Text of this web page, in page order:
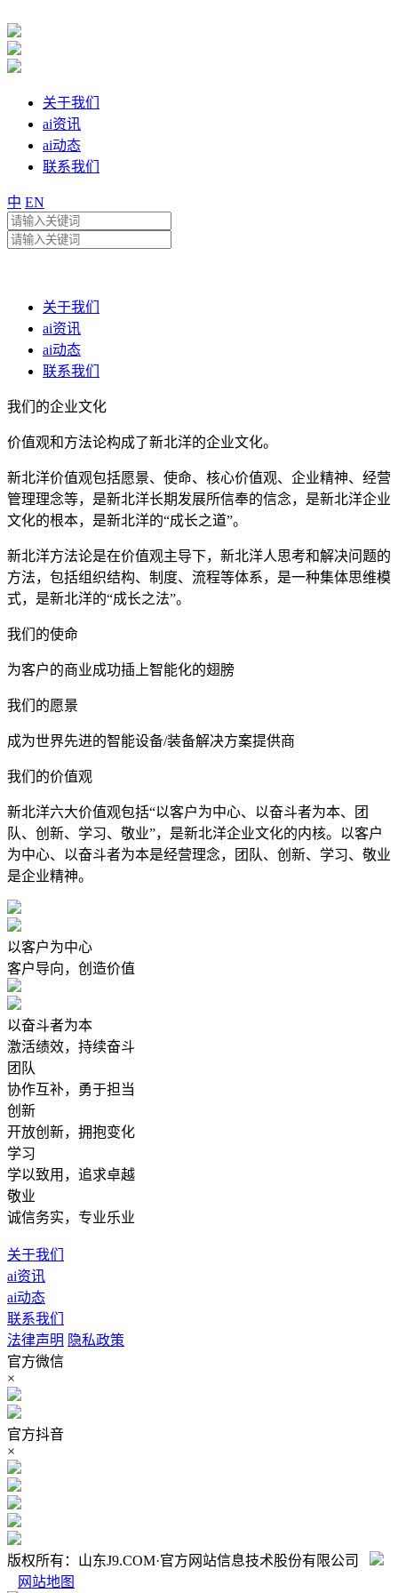
关于我们
ai资讯
ai动态
联系我们
中 EN
关于我们
ai资讯
ai动态
联系我们
我们的企业文化
价值观和方法论构成了新北洋的企业文化。
新北洋价值观包括愿景、使命、核心价值观、企业精神、经营
管理理念等，是新北洋长期发展所信奉的信念，是新北洋企业
文化的根本，是新北洋的“成长之道”。
新北洋方法论是在价值观主导下，新北洋人思考和解决问题的
方法，包括组织结构、制度、流程等体系，是一种集体思维模
式，是新北洋的“成长之法”。
我们的使命
为客户的商业成功插上智能化的翅膀
我们的愿景
成为世界先进的智能设备/装备解决方案提供商
我们的价值观
新北洋六大价值观包括“以客户为中心、以奋斗者为本、团
队、创新、学习、敬业”，是新北洋企业文化的内核。以客户
为中心、以奋斗者为本是经营理念，团队、创新、学习、敬业
是企业精神。
以客户为中心
客户导向，创造价值
以奋斗者为本
激活绩效，持续奋斗
团队
协作互补，勇于担当
创新
开放创新，拥抱变化
学习
学以致用，追求卓越
敬业
诚信务实，专业乐业
关于我们
ai资讯
ai动态
联系我们
法律声明 隐私政策
官方微信
×
官方抖音
×
版权所有：山东J9.COM·官方网站信息技术股份有限公司
网站地图